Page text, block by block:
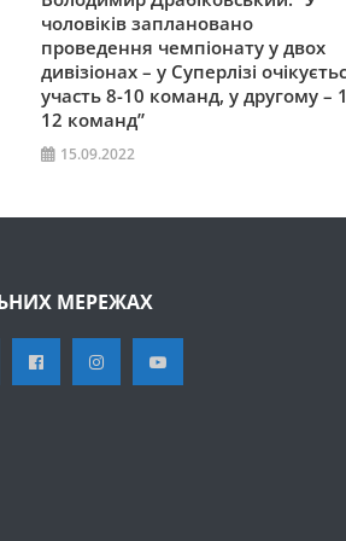
чоловіків заплановано
проведення чемпіонату у двох
дивізіонах – у Суперлізі
участь 8-10 команд, у другому –
12 команд”
15.09.2022
МЕРЕЖАХ